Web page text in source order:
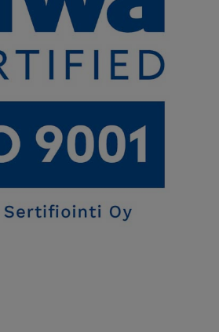
tuotetaan
ja -tuotteita sekä verkkoyhteyksiä
Cygate Oy:n toiminnot, joilla
, pilvi- ja konesalipalveluita.
standardi, joka määrittelee
laadunhallintajärjestelmälle. Se on
rakentamiseen ja
prosessit tuottavat